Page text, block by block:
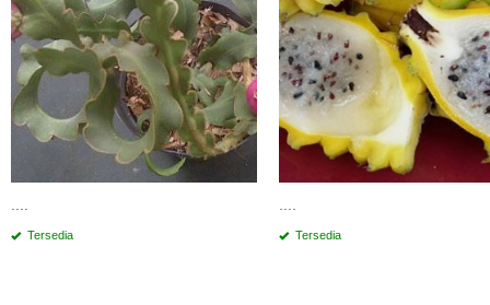
....
Tersedia
....
Tersedia